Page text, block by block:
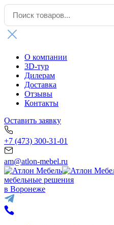
О компании
3D-тур
Дилерам
Доставка
Отзывы
Контакты
Оставить заявку
+7 (473) 300-31-01
am@atlon-mebel.ru
мебельные решения
в Воронеже